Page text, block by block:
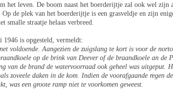
het leven. De boom naast het boerderijtje zal ook wel zijn
de plek van het boerderijtje is een grasveldje en zijn
smalle straatje helaas verbreed.
1946 is opgesteld, vermeldt:
voldoende. Aangezien de zuigslang te kort is voor de
op de brink van Deever of de braandkoele an de
van de brand de watervoorraad ook geheel was uitgeput.
zoveele daken in de kom. Indien de voorafgaande regen
was een groote ramp niet te voorkomen geweest.